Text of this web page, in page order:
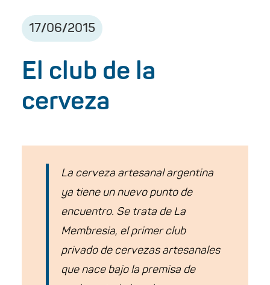
17/06/2015
El club de la
cerveza
La cerveza artesanal argentina
ya tiene un nuevo punto de
encuentro. Se trata de La
Membresia, el primer club
privado de cervezas artesanales
que nace bajo la premisa de